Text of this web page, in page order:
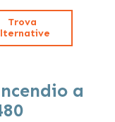
Trova
a